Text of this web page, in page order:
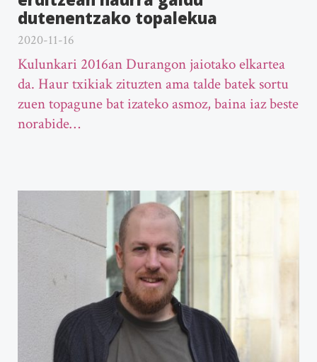
dutenentzako topalekua
2020-11-16
Kulunkari 2016an Durangon jaiotako elkartea
da. Haur txikiak zituzten ama talde batek sortu
zuen topagune bat izateko asmoz, baina iaz beste
norabide…